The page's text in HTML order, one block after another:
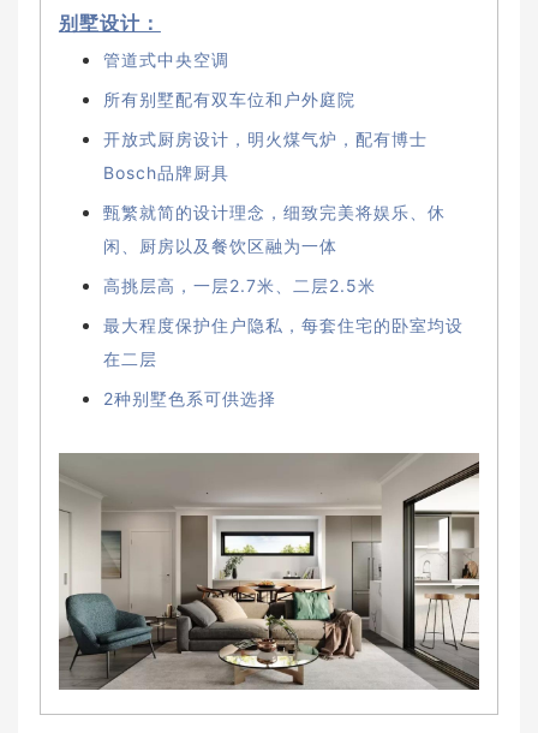
别墅设计：
管道式中央空调
所有别墅配有双车位和户外庭院
开放式厨房设计，明火煤气炉，配有博士
Bosch品牌厨具
甄繁就简的设计理念，细致完美将娱乐、休
闲、厨房以及餐饮区融为一体
高挑层高，一层2.7米、二层2.5米
最大程度保护住户隐私，每套住宅的卧室均设
在二层
2种别墅色系可供选择